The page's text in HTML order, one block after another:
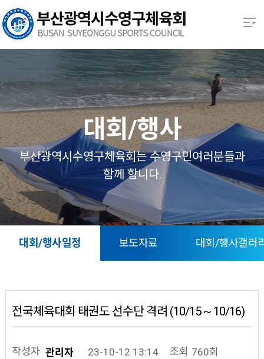
본문 바로가기
열기
열기
열기
열기
열기
대회/행사
부산광역시수영구체육회는 수영구민여러분들과
함께 함니다.
대회/행사일정 보도자료 대회/행사갤러
전국체육대회 태권도 선수단 격려 (10/15 ~ 10/16)
작성자 관리자 23-10-12 13:14 조회 760회